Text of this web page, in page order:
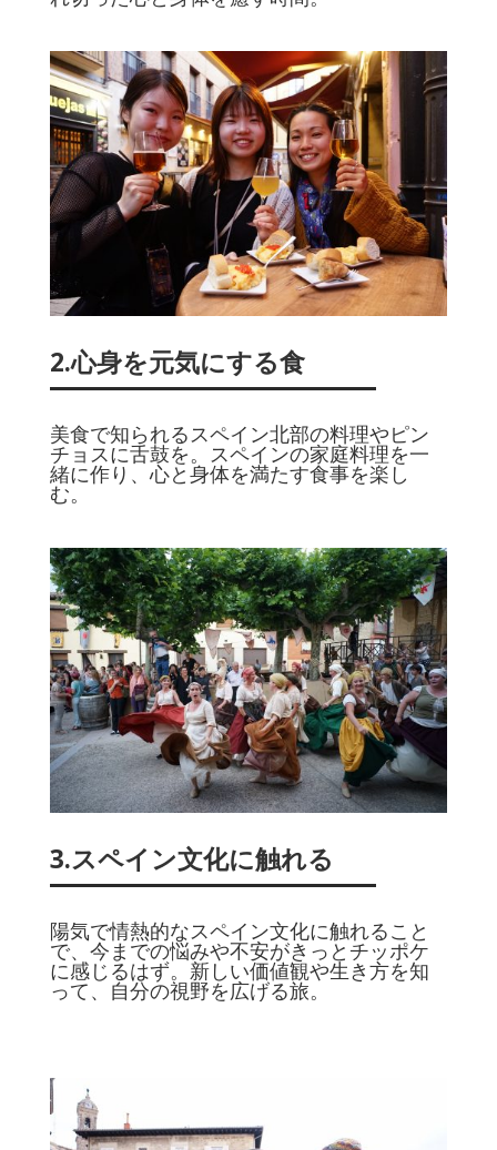
2.心身を元気にする食
美食で知られるスペイン北部の料理やピン
チョスに舌鼓を。スペインの家庭料理を一
緒に作り、心と身体を満たす食事を楽し
む。
3.スペイン文化に触れる
陽気で情熱的なスペイン文化に触れること
で、今までの悩みや不安がきっとチッポケ
に感じるはず。新しい価値観や生き方を知
って、自分の視野を広げる旅。